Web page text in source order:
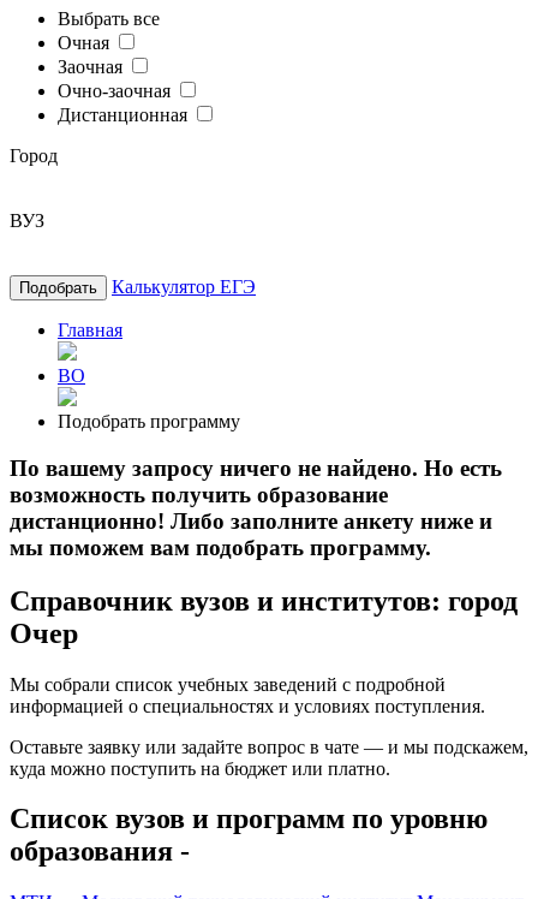
Выбрать все
Очная
Заочная
Очно-заочная
Дистанционная
Город
ВУЗ
Подобрать Калькулятор ЕГЭ
Главная
ВО
Подобрать программу
По вашему запросу ничего не найдено. Но есть
возможность получить образование
дистанционно! Либо заполните анкету ниже и
мы поможем вам подобрать программу.
Справочник вузов и институтов: город
Очер
Мы собрали список учебных заведений с подробной
информацией о специальностях и условиях поступления.
Оставьте заявку или задайте вопрос в чате — и мы подскажем,
куда можно поступить на бюджет или платно.
Список вузов и программ по уровню
образования -